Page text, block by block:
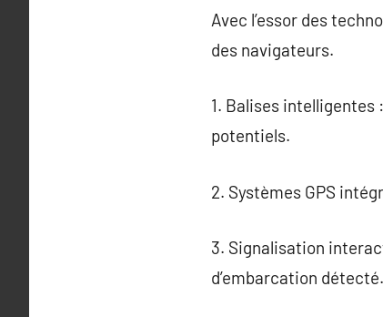
Avec l’essor des
des navigateurs.
1. Balises intelligentes
potentiels.
2. Systèmes GPS
3. Signalisation
d’embarcation détecté.